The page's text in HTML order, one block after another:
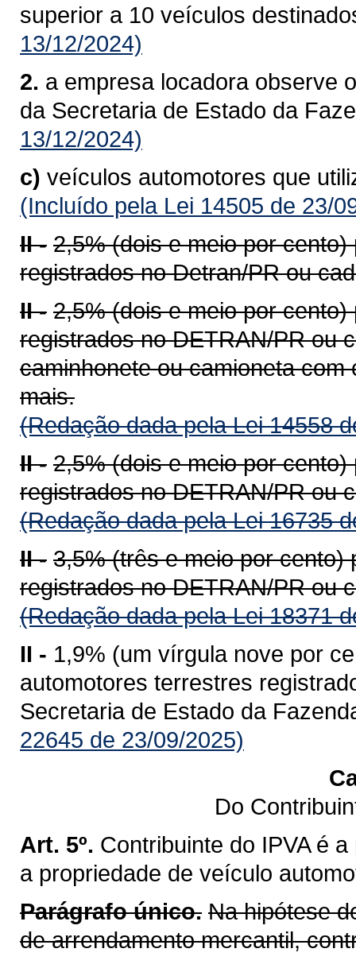
superior a 10 veículos
13/12/2024)
2. a empresa locadora observe
da Secretaria de Estado da
13/12/2024)
c) veículos automotores que
(Incluído pela Lei 14505 de 23/
II - 2,5% (dois e meio por
registrados no Detran/PR ou
II - 2,5% (dois e meio por
registrados no DETRAN/PR ou
caminhonete ou camioneta
mais.
(Redação dada pela Lei 14558
II - 2,5% (dois e meio por
registrados no DETRAN/PR ou
(Redação dada pela Lei 16735
II - 3,5% (três e meio por
registrados no DETRAN/PR ou
(Redação dada pela Lei 18371
II - 1,9% (um vírgula nove por
automotores terrestres
Secretaria de Estado da
22645 de 23/09/2025)
Do
Art. 5º. Contribuinte do IPVA é
a propriedade de veículo
Parágrafo único. Na hipótese
de arrendamento mercantil,